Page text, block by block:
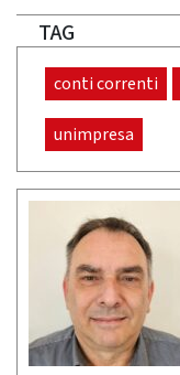
TAG
conti correnti
unimpresa